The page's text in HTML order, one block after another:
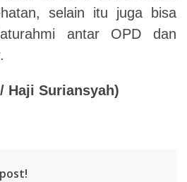
selain itu juga bisa
antar OPD dan
Haji Suriansyah)